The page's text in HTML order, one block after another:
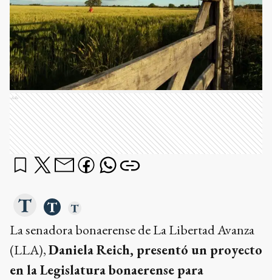
Ads
La senadora bonaerense de La Libertad Avanza
(LLA),Daniela Reich, presentó un proyecto
en la Legislatura bonaerense para